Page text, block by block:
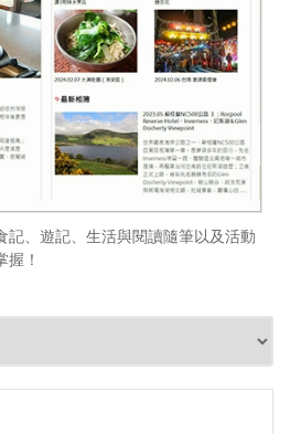
記、遊記、生活與閱讀隨筆以及活動
！